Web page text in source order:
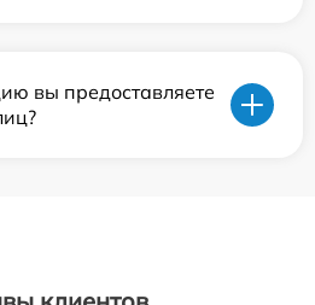
вы предоставляете